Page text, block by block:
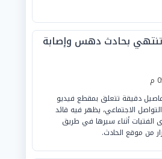
بحادث دهس وإصابة
دقيقة تتعلق بمقطع فيديو
الاجتماعي، يظهر فيه قائد
أثناء سيرها في طريق
من موقع الحادث.